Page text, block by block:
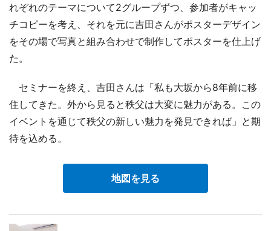
れぞれのテーマについて2グループずつ、参加者がキャッ
チコピーを考え、それを元に吉田さんがポスターデザイン
をその場で写真と組み合わせで制作してポスターを仕上げ
た。
セミナーを終え、吉田さんは「私も大坂から8年前に移
住してきた。外から見ると秩父は大変に魅力がある。この
イベントを通じて秩父の新しい魅力を発見できれば」と期
待を込める。
地図を見る